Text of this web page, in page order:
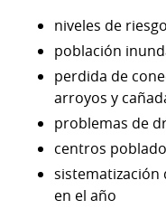
niveles de
población
perdida de
arroyos y
problemas de
centros
sistematización
en el año